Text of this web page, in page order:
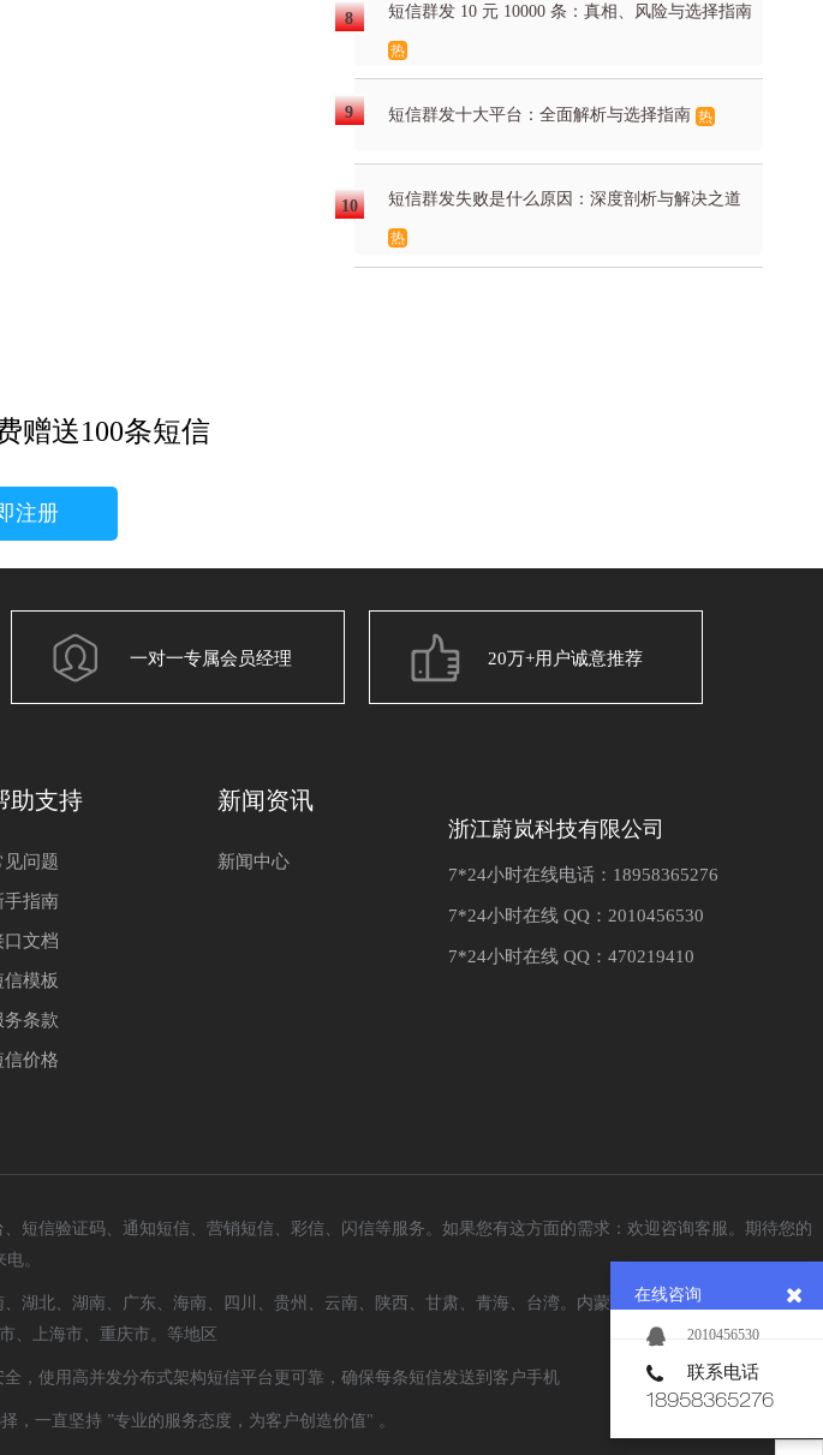
短信群发 10 元 10000 条：真相、风险与选择指南
热
短信群发十大平台：全面解析与选择指南 热
短信群发失败是什么原因：深度剖析与解决之道
热
赠送100条短信
注册
一对一专属会员经理 20万+用户诚意推荐
助支持
见问题
手指南
口文档
信模板
务条款
信价格
新闻资讯
新闻中心
浙江蔚岚科技有限公司
7*24小时在线电话：18958365276
7*24小时在线 QQ：2010456530
7*24小时在线 QQ：470219410
信验证码、通知短信、营销短信、彩信、闪信等服务。如果您有这方面的需求：欢迎咨询客服。期待您的
电。
北、湖南、广东、海南、四川、贵州、云南、陕西、甘肃、青海、台湾。内蒙古、广西、西藏自治区、宁
、上海市、重庆市。等地区
，使用高并发分布式架构短信平台更可靠，确保每条短信发送到客户手机
，一直坚持 ”专业的服务态度，为客户创造价值" 。
在线咨询
2010456530
联系电话
18958365276